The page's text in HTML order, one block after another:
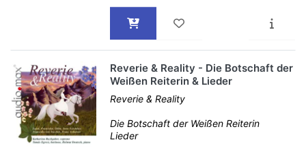
Reverie & Reality - Die Botschaft der
Weißen Reiterin & Lieder
Reverie & Reality
Die Botschaft der Weißen Reiterin
Lieder